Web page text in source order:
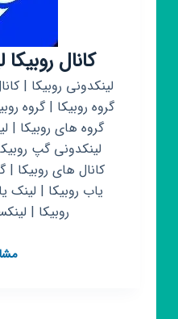
کانال
لینکدونی روبیکا |
گروه روبیکا | گروه
گروه های روبیکا |
لینکدونی گپ
کانال های روبیکا |
یاب روبیکا | لینک
روبیکا |